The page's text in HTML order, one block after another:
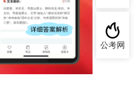
公考网